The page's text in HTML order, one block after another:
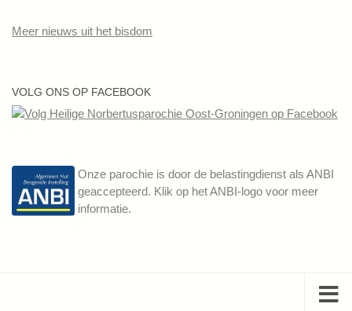
Meer nieuws uit het bisdom
VOLG ONS OP FACEBOOK
Onze parochie is door de belastingdienst als ANBI
geaccepteerd. Klik op het ANBI-logo voor meer
informatie.